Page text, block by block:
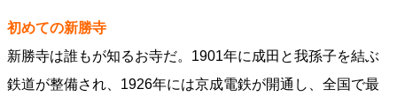
初めての新勝寺
新勝寺は誰もが知るお寺だ。1901年に成田と我孫子を結ぶ
鉄道が整備され、1926年には京成電鉄が開通し、全国で最